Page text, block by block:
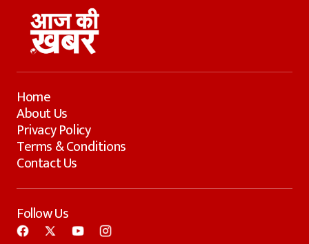
Home
About Us
Privacy Policy
Terms & Conditions
Contact Us
Follow Us